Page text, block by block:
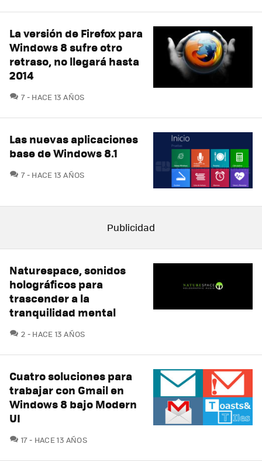
La versión de Firefox para
Windows 8 sufre otro
retraso, no llegará hasta
2014
7COMENTARIOS
HACE 13 AÑOS
Las nuevas aplicaciones
base de Windows 8.1
7COMENTARIOS
HACE 13 AÑOS
Naturespace, sonidos
holográficos para
trascender a la
tranquilidad mental
2 COMENTARIOS
HACE 13 AÑOS
Cuatro soluciones para
trabajar con Gmail en
Windows 8 bajo Modern
UI
17COMENTARIOS
HACE 13 AÑOS